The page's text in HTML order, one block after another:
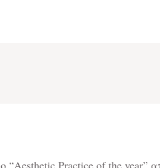
“Aesthetic Practice of the